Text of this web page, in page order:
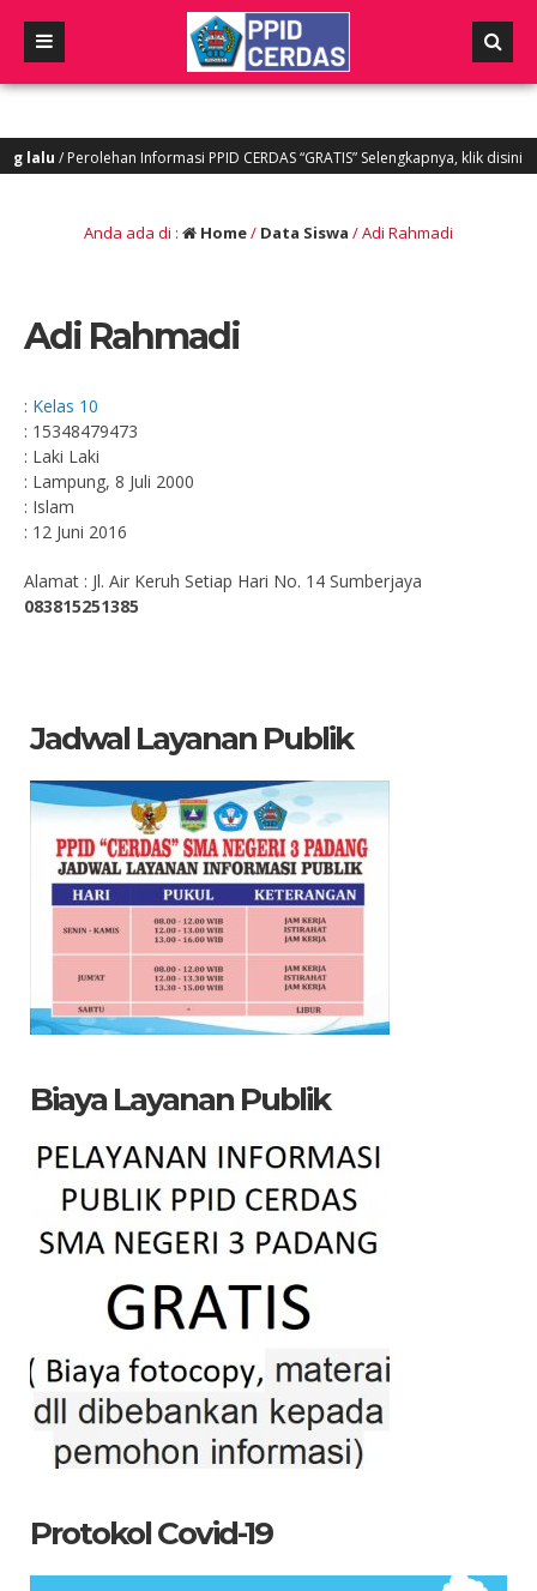
/ Perolehan Informasi PPID CERDAS “GRATIS” Selengkapnya, klik disini
Anda ada di : Home/ Data Siswa /Adi Rahmadi
Adi Rahmadi
: Kelas 10
: 15348479473
: Laki Laki
: Lampung, 8 Juli 2000
: Islam
: 12 Juni 2016
Alamat : Jl. Air Keruh Setiap Hari No. 14 Sumberjaya
083815251385
Jadwal Layanan Publik
Biaya Layanan Publik
Protokol Covid-19